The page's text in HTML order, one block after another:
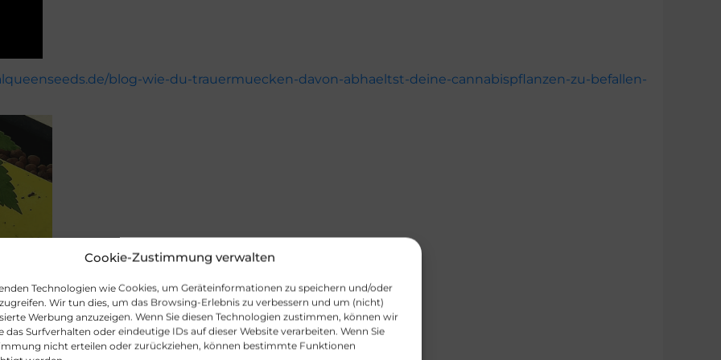
Cookie-Zustimmung verwalten
Technologien wie Cookies, um Geräteinformationen zu speichern und/oder
Wir tun dies, um das Browsing-Erlebnis zu verbessern und um (nicht)
Werbung anzuzeigen. Wenn Sie diesen Technologien zustimmen, können wir
das Surfverhalten oder eindeutige IDs auf dieser Website verarbeiten. Wenn Sie
nicht erteilen oder zurückziehen, können bestimmte Funktionen
blog-wie-du-trauermuecken-davon-abhaeltst-deine-cannabispflanzen-zu-befallen-